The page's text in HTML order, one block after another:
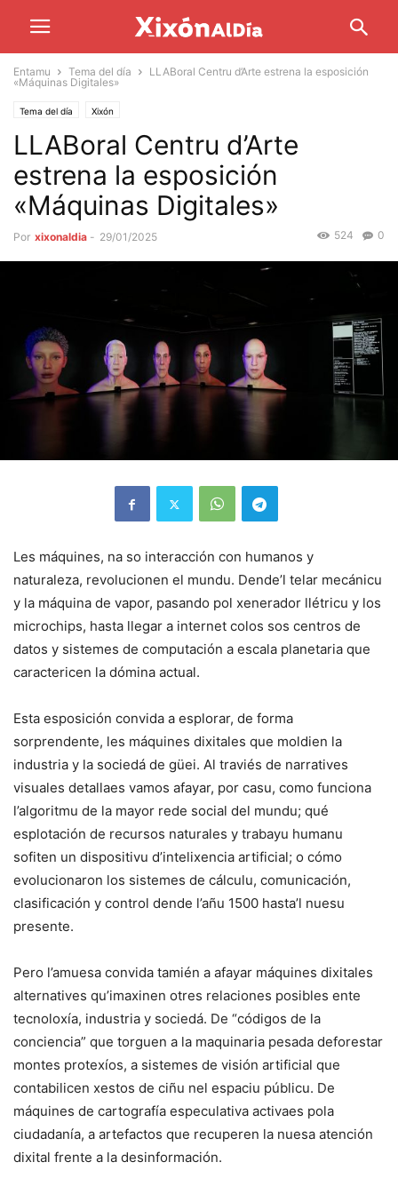
Entamu Tema del día
LLABoral Centru d’Arte estrena la esposición
«Máquinas Digitales»
Tema del día Xixón
LLABoral Centru d’Arte
estrena la esposición
«Máquinas Digitales»
Por xixonaldia - 29/01/2025 0
524
Les máquines, na so interacción con humanos y
naturaleza, revolucionen el mundu. Dende’l telar mecánicu
y la máquina de vapor, pasando pol xenerador llétricu y los
microchips, hasta llegar a internet colos sos centros de
datos y sistemes de computación a escala planetaria que
caractericen la dómina actual.
Esta esposición convida a esplorar, de forma
sorprendente, les máquines dixitales que moldien la
industria y la sociedá de güei. Al traviés de narratives
visuales detallaes vamos afayar, por casu, como funciona
l’algoritmu de la mayor rede social del mundu; qué
esplotación de recursos naturales y trabayu humanu
sofiten un dispositivu d’intelixencia artificial; o cómo
evolucionaron los sistemes de cálculu, comunicación,
clasificación y control dende l’añu 1500 hasta’l nuesu
presente.
Pero l’amuesa convida tamién a afayar máquines dixitales
alternatives qu’imaxinen otres relaciones posibles ente
tecnoloxía, industria y sociedá. De “códigos de la
conciencia” que torguen a la maquinaria pesada deforestar
montes protexíos, a sistemes de visión artificial que
contabilicen xestos de ciñu nel espaciu públicu. De
máquines de cartografía especulativa activaes pola
ciudadanía, a artefactos que recuperen la nuesa atención
dixital frente a la desinformación.